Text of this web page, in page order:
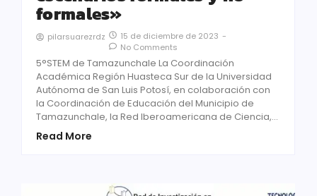
formales»
pilarsuarezrdz 15 de diciembre de 2023 -
No Comments
5°STEM de Tamazunchale La Coordinación
Académica Región Huasteca Sur de la Universidad
Autónoma de San Luis Potosí, en colaboración con
la Coordinación de Educación del Municipio de
Tamazunchale, la Red Iberoamericana de Ciencia,...
Read More